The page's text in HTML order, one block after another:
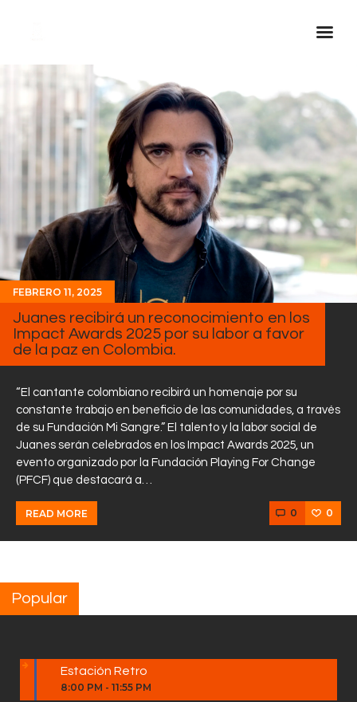
Inicio Real FM
Streaming
En Vivo
Descarga La APP
Programas
Noticias
Equipo
Sobre Nosotros
Contactos
FEBRERO 11, 2025
Juanes recibirá un reconocimiento en los
Impact Awards 2025 por su labor a favor
de la paz en Colombia.
“El cantante colombiano recibirá un homenaje por su
constante trabajo en beneficio de las comunidades, a través
de su Fundación Mi Sangre.” El talento y la labor social de
Juanes serán celebrados en los Impact Awards 2025, un
evento organizado por la Fundación Playing For Change
(PFCF) que destacará a…
READ MORE 0 0
Popular
Estación Retro
8:00 PM - 11:55 PM